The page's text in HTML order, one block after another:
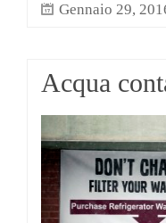
Gennaio 29,
Acqua